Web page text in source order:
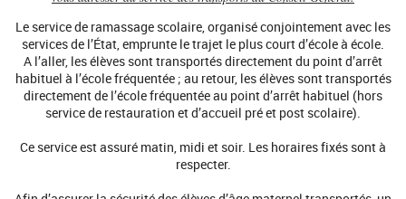
Le service de ramassage scolaire, organisé conjointement avec les
services de l’État, emprunte le trajet le plus court d’école à école.
A l’aller, les élèves sont transportés directement du point d’arrêt
habituel à l’école fréquentée ; au retour, les élèves sont transportés
directement de l’école fréquentée au point d’arrêt habituel (hors
service de restauration et d’accueil pré et post scolaire).
Ce service est assuré matin, midi et soir. Les horaires fixés sont à
respecter.